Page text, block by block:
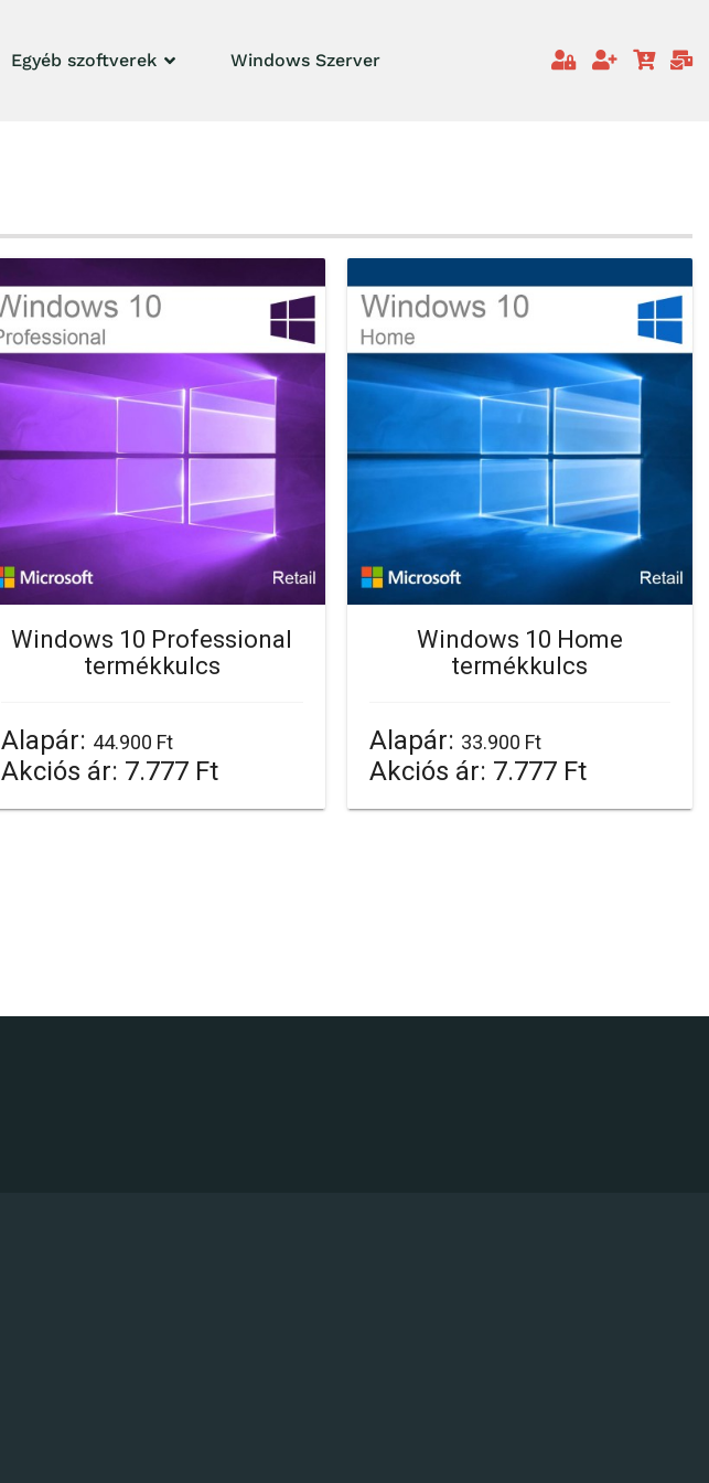
Egyéb szoftverek Windows Szerver
Windows 10 Professional
termékkulcs
Alapár: 44.900 Ft
Akciós ár: 7.777 Ft
Windows 10 Home
termékkulcs
Alapár: 33.900 Ft
Akciós ár: 7.777 Ft